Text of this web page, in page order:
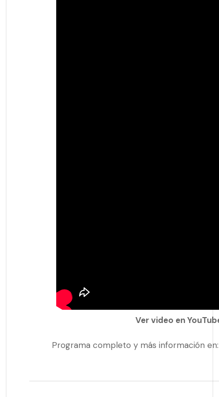
Ver video en
Programa completo y más información